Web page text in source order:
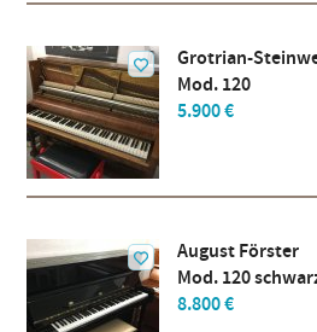
Grotrian-
Mod. 120
5.900 €
August Förster
Mod. 120
8.800 €